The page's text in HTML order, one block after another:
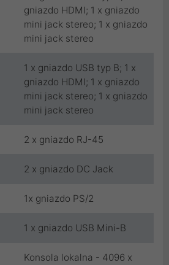
gniazdo HDMI; 1 x gniazdo
mini jack stereo; 1 x gniazdo
mini jack stereo
1 x gniazdo USB typ B; 1 x
gniazdo HDMI; 1 x gniazdo
mini jack stereo; 1 x gniazdo
mini jack stereo
2 x gniazdo RJ-45
2 x gniazdo DC Jack
1x gniazdo PS/2
1 x gniazdo USB Mini-B
Konsola lokalna - 4096 x